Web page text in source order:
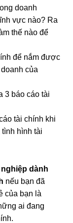
doanh
vực nào? Ra
thế nào để
để nắm được
của
3 báo cáo tài
tài chính khi
hình tài
dành
nếu bạn đã
của bạn là
ai đang